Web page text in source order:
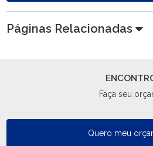
Páginas Relacionadas
Faça seu
Quero meu